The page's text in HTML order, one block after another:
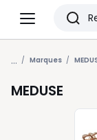
Menu
Redoute
Les
... Marques
MEDUSE